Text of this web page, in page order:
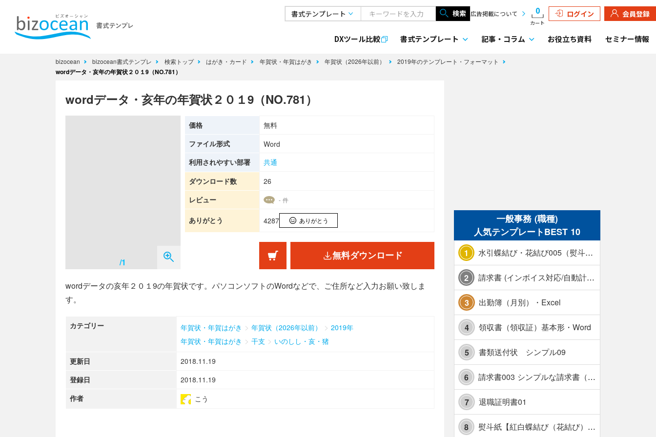
検索 広告掲載について 0
カート
ログイン 会員登録
DXツール比較 書式テンプレート 記事・ コラム お役立ち資料 セミナー情報
bizocean bizocean書式テンプレ 検索トップ はがき・カード 年賀状・年賀はがき 年賀状（2026年以前） 2019年のテンプレート・フォーマット
wordデータ・亥年の年賀状２０１9（NO.781）
wordデータ・亥年の年賀状２０１9（NO.781）
/1
価格
無料
ファイル形式
Word
利用されやすい部署
共通
ダウンロード数
26
レビュー
- 件
ありがとう 4287 ありがとう
無料ダウンロード
wordデータの亥年２０１9の年賀状です。パソコンソフトのWordなどで、ご住所など入力お願い致しま
す。
カテゴリー 年賀状・年賀はがき > 年賀状（2026年以前） > 2019年
年賀状・年賀はがき > 干支 > いのしし・亥・猪
更新日
2018.11.19
登録日
2018.11.19
作者
こう
一般事務 (職種)
人気テンプレートBEST 10
1 水引蝶結び・花結び005（熨斗あり）
2 請求書 (インボイス対応/自動計算/A4 縦) カラー 使い方解説あり
3 出勤簿（月別）・Excel
4 領収書（領収証）基本形・Word
5 書類送付状 シンプル09
6 請求書003 シンプルな請求書（消費税10％対応）
7 退職証明書01
8 熨斗紙【紅白蝶結び（花結び）・水引7本】・Excel